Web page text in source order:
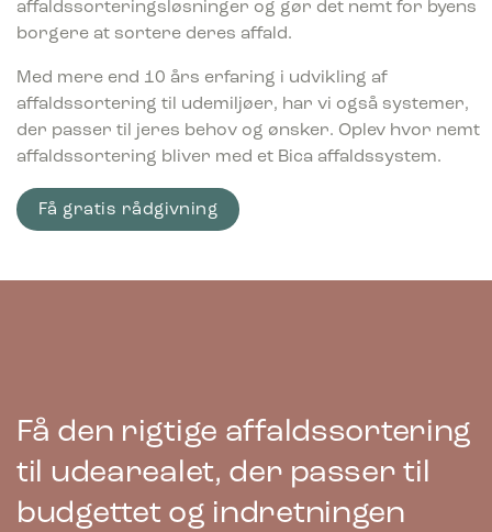
affaldssorteringsløsninger og gør det nemt for byens
borgere at sortere deres affald.
Med mere end 10 års erfaring i udvikling af
affaldssortering til udemiljøer, har vi også systemer,
der passer til jeres behov og ønsker. Oplev hvor nemt
affaldssortering bliver med et Bica affaldssystem.
Få gratis rådgivning
Få den rigtige affaldssortering
til udearealet, der passer til
budgettet og indretningen